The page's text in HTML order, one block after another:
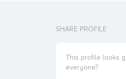
SHARE PROFILE
This profile looks
everyone?